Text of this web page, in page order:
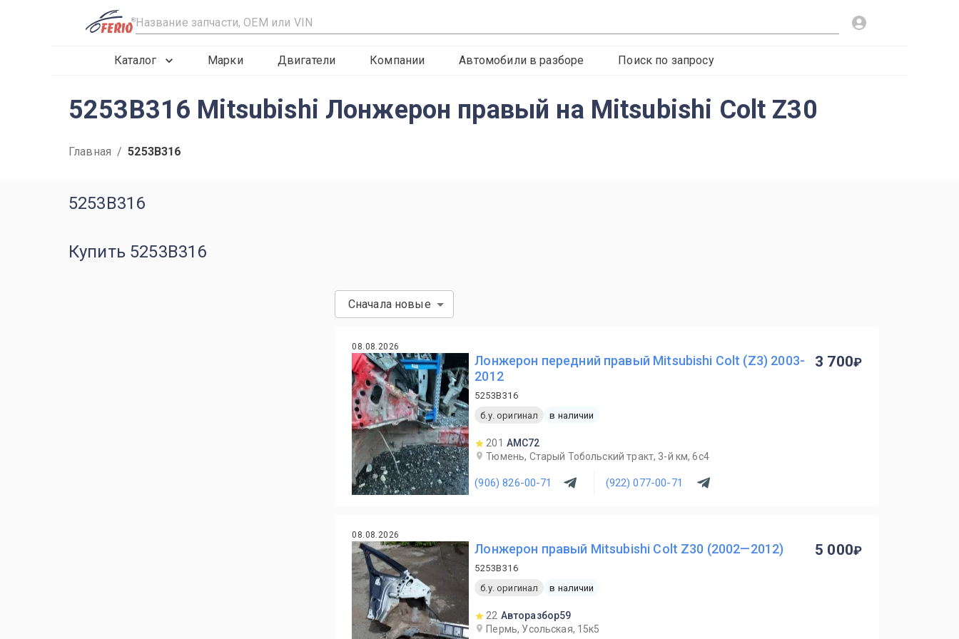
R
Каталог Марки Двигатели Компании Автомобили в разборе Поиск по запросу
5253B316 Mitsubishi Лонжерон правый на Mitsubishi Colt Z30
Главная / 5253B316
5253B316
Купить 5253B316
Сначала новые
08.08.2026
Лонжерон передний правый Mitsubishi Colt (Z3) 2003-
2012
5253B316
б.у. оригинал
в наличии
201 AMC72
Тюмень, Старый Тобольский тракт, 3-й км, 6с4
(906) 826-00-71 (922) 077-00-71
3 700
08.08.2026
Лонжерон правый Mitsubishi Colt Z30 (2002—2012)
5253B316
б.у. оригинал
в наличии
22 Авторазбор59
Пермь, Усольская, 15к5
5 000